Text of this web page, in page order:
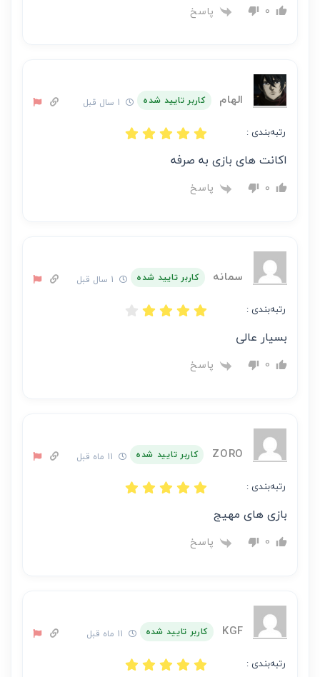
0 پاسخ
الهام کاربر تایید شده
رتبه‌بندی :
اکانت های بازی به صرفه
0 پاسخ
سمانه کاربر تایید شده
رتبه‌بندی :
بسیار عالی
0 پاسخ
ZORO کاربر تایید شده
رتبه‌بندی :
بازی های مهیج
0 پاسخ
KGF کاربر تایید شده
رتبه‌بندی :